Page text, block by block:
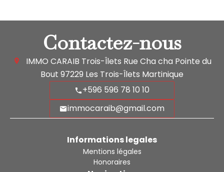
Contactez-nous
IMMO CARAIB Trois-Îlets Rue Cha cha Pointe du
Bout 97229 Les Trois-Îlets Martinique
+596 596 78 10 10
immocaraib@gmail.com
Informations legales
Mentions légales
Honoraires